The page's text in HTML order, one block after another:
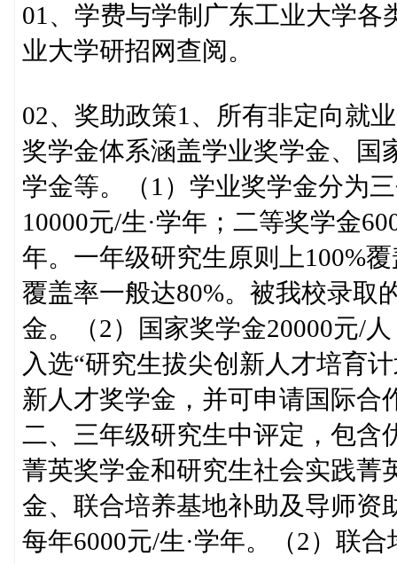
01、学费与学制广东工业大学
业大学研招网查阅。
02、奖助政策1、所有非定向就
奖学金体系涵盖学业奖学金、国
学金等。（1）学业奖学金分为
10000元/生·学年；二等奖学金
年。一年级研究生原则上100%
覆盖率一般达80%。被我校录取
金。（2）国家奖学金20000元/
入选“研究生拔尖创新人才培育
新人才奖学金，并可申请国际合
二、三年级研究生中评定，包含
菁英奖学金和研究生社会实践菁
金、联合培养基地补助及导师资
每年6000元/生·学年。（2）联